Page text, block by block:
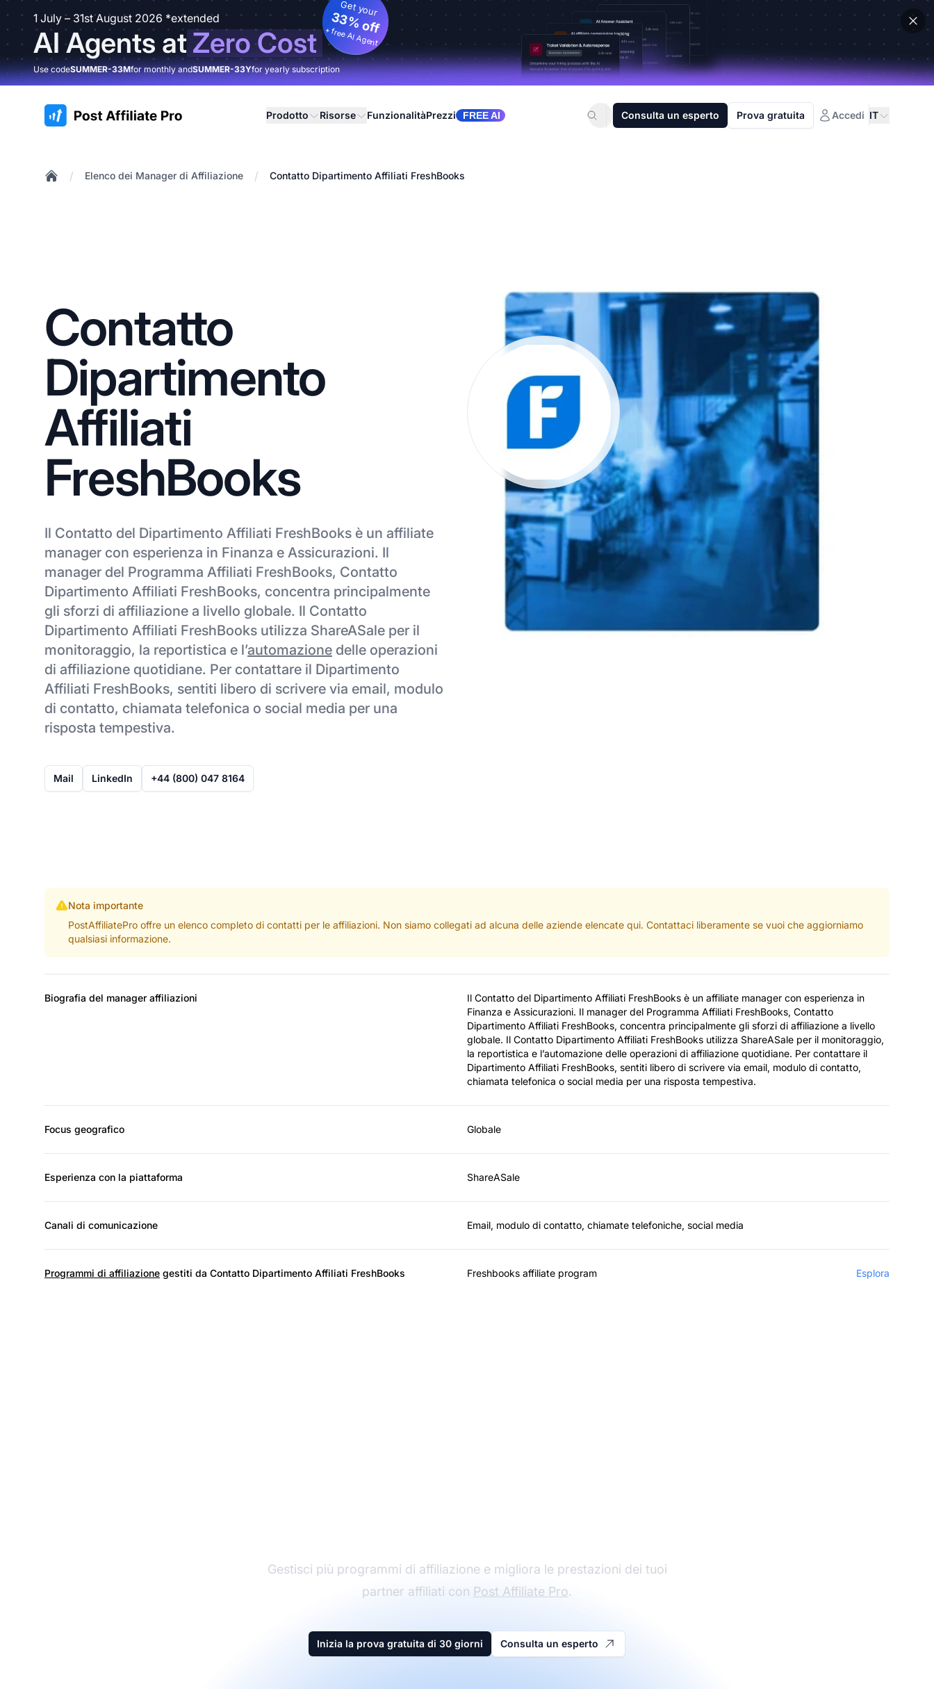
1 July – 31st August 2026 *extended
AI Agents atZero Cost
Get your
33% off
+ free AI Agent
Use codeSUMMER-33Mfor monthly andSUMMER-33Yfor yearly subscription
:site.title Prodotto Risorse FunzionalitàPrezzi FREE AI Consulta un esperto Prova gratuita Accedi IT
/ Elenco dei Manager di Affiliazione / Contatto Dipartimento Affiliati FreshBooks
Contatto
Dipartimento
Affiliati
FreshBooks
Il Contatto del Dipartimento Affiliati FreshBooks è un affiliate
manager con esperienza in Finanza e Assicurazioni. Il
manager del Programma Affiliati FreshBooks, Contatto
Dipartimento Affiliati FreshBooks, concentra principalmente
gli sforzi di affiliazione a livello globale. Il Contatto
Dipartimento Affiliati FreshBooks utilizza ShareASale per il
monitoraggio, la reportistica e l’automazione delle operazioni
di affiliazione quotidiane. Per contattare il Dipartimento
Affiliati FreshBooks, sentiti libero di scrivere via email, modulo
di contatto, chiamata telefonica o social media per una
risposta tempestiva.
Mail LinkedIn +44 (800) 047 8164
Nota importante
PostAffiliatePro offre un elenco completo di contatti per le affiliazioni. Non siamo collegati ad alcuna delle aziende elencate qui. Contattaci liberamente se vuoi che aggiorniamo
qualsiasi informazione.
Biografia del manager affiliazioni
Il Contatto del Dipartimento Affiliati FreshBooks è un affiliate manager con esperienza in
Finanza e Assicurazioni. Il manager del Programma Affiliati FreshBooks, Contatto
Dipartimento Affiliati FreshBooks, concentra principalmente gli sforzi di affiliazione a livello
globale. Il Contatto Dipartimento Affiliati FreshBooks utilizza ShareASale per il monitoraggio,
la reportistica e l’automazione delle operazioni di affiliazione quotidiane. Per contattare il
Dipartimento Affiliati FreshBooks, sentiti libero di scrivere via email, modulo di contatto,
chiamata telefonica o social media per una risposta tempestiva.
Focus geografico Globale
Esperienza con la piattaforma ShareASale
Canali di comunicazione Email, modulo di contatto, chiamate telefoniche, social media
Programmi di affiliazione gestiti da Contatto Dipartimento Affiliati FreshBooks Freshbooks affiliate program Esplora
Gestisci più programmi di affiliazione e migliora le prestazioni dei tuoi
partner affiliati con Post Affiliate Pro.
Inizia la prova gratuita di 30 giorni Consulta un esperto